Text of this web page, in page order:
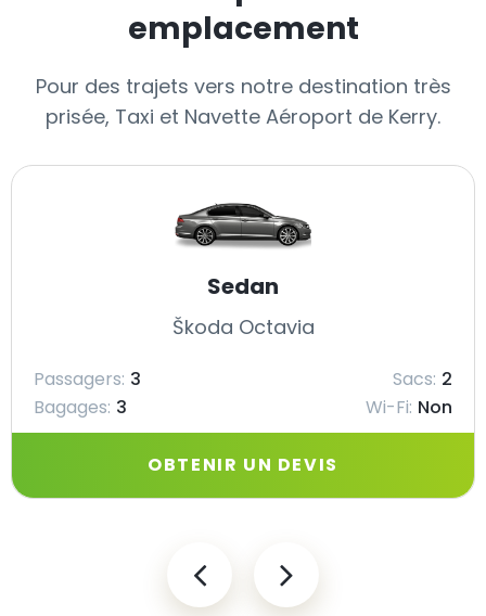
emplacement
Pour des trajets vers notre destination très
prisée, Taxi et Navette Aéroport de Kerry.
Sedan
Škoda Octavia
Passagers: 3 Sacs: 2
Bagages: 3 Wi-Fi: Non
OBTENIR UN DEVIS